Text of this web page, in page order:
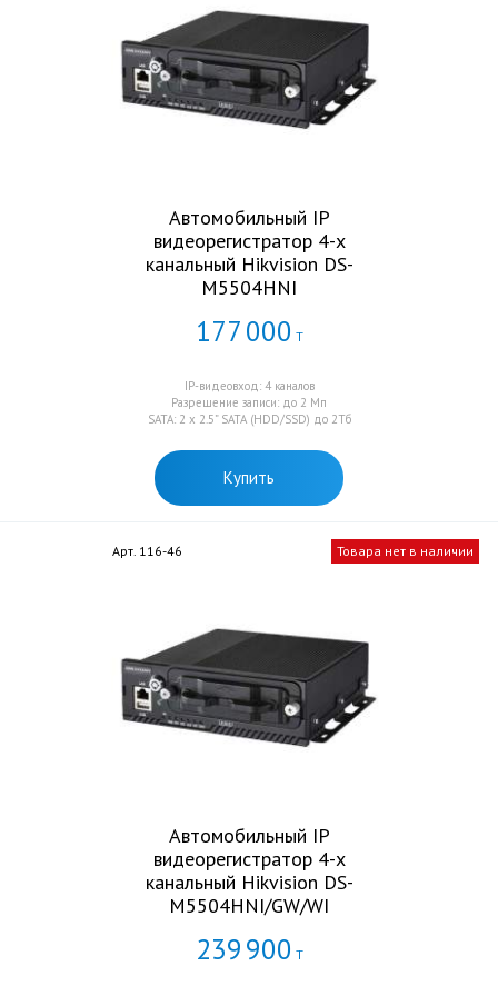
Автомобильный IP
видеорегистратор 4-х
канальный Hikvision DS-
M5504HNI
177000 Т
IP-видеовход: 4 каналов
Разрешение записи: до 2 Mп
SATA: 2 x 2.5” SATA (HDD/SSD) до 2Тб
Купить
Арт. 116-46 Товара нет в наличии
Автомобильный IP
видеорегистратор 4-х
канальный Hikvision DS-
M5504HNI/GW/WI
239900 Т